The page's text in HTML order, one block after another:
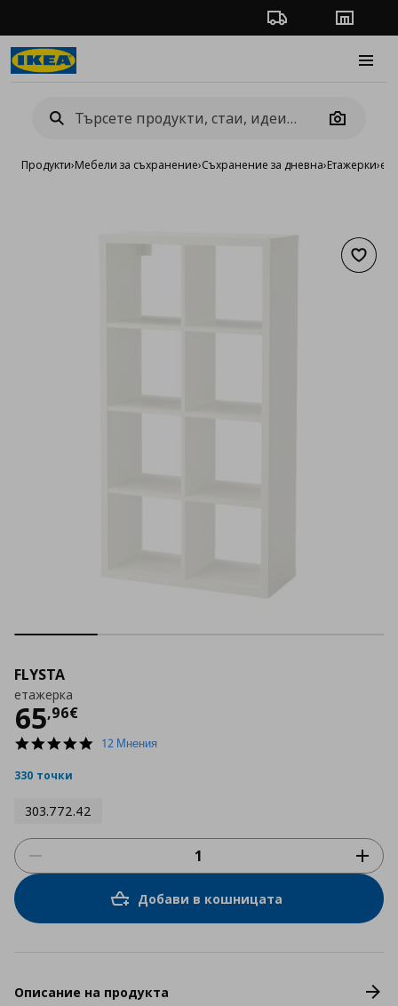
Проследяване на
Camera
Продукти›Мебели за съхранение›Съхранение за дневна›Етажерки›
FLYSTA
етажерка
65,96€
Цена
4.8
12 Мнения
330 точки
303.772.42
Добави в кошницата
Описание на продукта